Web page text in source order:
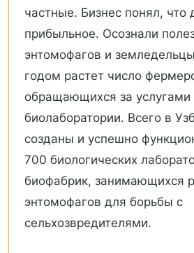
частные. Бизнес понял, что
прибыльное. Осознали
энтомофагов и
годом растет число
обращающихся за услугами
биолаборатории. Всего в
созданы и успешно
700 биологических
биофабрик, занимающихся
энтомофагов для борьбы с
сельхозвредителями.